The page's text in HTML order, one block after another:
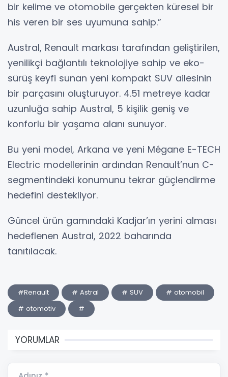
bir kelime ve otomobile gerçekten küresel bir
his veren bir ses uyumuna sahip.”
Austral, Renault markası tarafından geliştirilen,
yenilikçi bağlantılı teknolojiye sahip ve eko-
sürüş keyfi sunan yeni kompakt SUV ailesinin
bir parçasını oluşturuyor. 4.51 metreye kadar
uzunluğa sahip Austral, 5 kişilik geniş ve
konforlu bir yaşama alanı sunuyor.
Bu yeni model, Arkana ve yeni Mégane E-TECH
Electric modellerinin ardından Renault’nun C-
segmentindeki konumunu tekrar güçlendirme
hedefini destekliyor.
Güncel ürün gamındaki Kadjar’ın yerini alması
hedeflenen Austral, 2022 baharında
tanıtılacak.
#Renault # Astral # SUV
# otomobil
# otomotiv
#
YORUMLAR